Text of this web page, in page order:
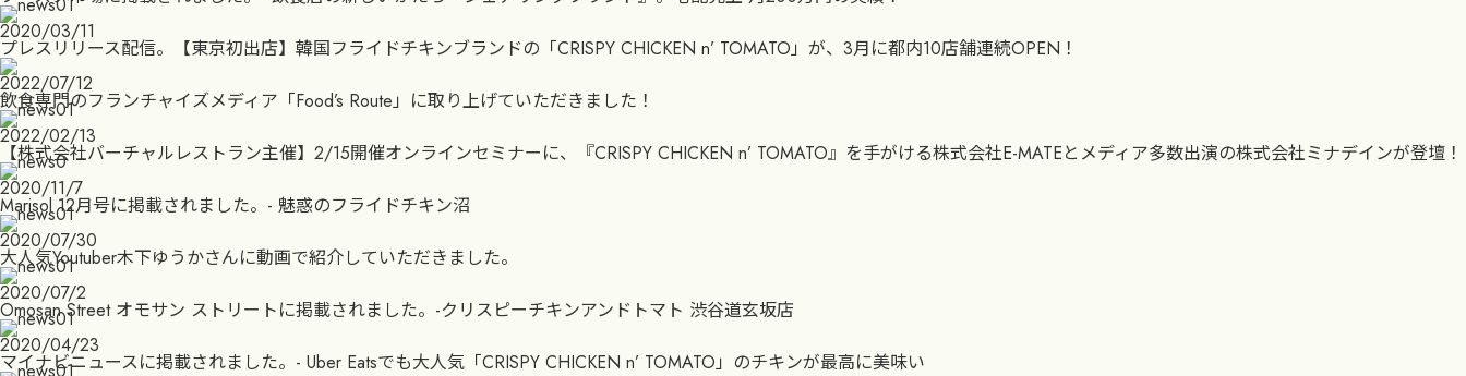
2020/03/11
プレスリリース配信。【東京初出店】韓国フライドチキンブランドの「CRISPY CHICKEN n’ TOMATO」が、3月に都内10店舗連続OPEN！
2022/07/12
飲食専門のフランチャイズメディア「Food’s Route」に取り上げていただきました！
2022/02/13
【株式会社バーチャルレストラン主催】2/15開催オンラインセミナーに、『CRISPY CHICKEN n’ TOMATO』を手がける株式会社E-MATEとメディア多数出演の株式会社ミナデインが登壇！
2020/11/7
Marisol 12月号に掲載されました。- 魅惑のフライドチキン沼
2020/07/30
大人気Youtuber木下ゆうかさんに動画で紹介していただきました。
2020/07/2
Omosan Street オモサン ストリートに掲載されました。-クリスピーチキンアンドトマト 渋谷道玄坂店
2020/04/23
マイナビニュースに掲載されました。- Uber Eatsでも大人気「CRISPY CHICKEN n’ TOMATO」のチキンが最高に美味い